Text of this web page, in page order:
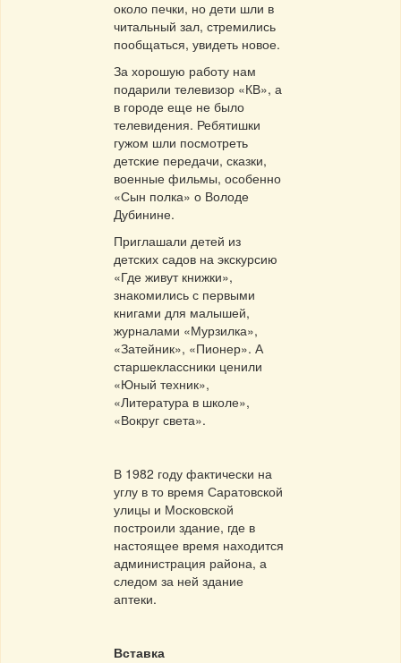
около печки, но дети шли в
читальный зал, стремились
пообщаться, увидеть новое.
За хорошую работу нам
подарили телевизор «КВ», а
в городе еще не было
телевидения. Ребятишки
гужом шли посмотреть
детские передачи, сказки,
военные фильмы, особенно
«Сын полка» о Володе
Дубинине.
Приглашали детей из
детских садов на экскурсию
«Где живут книжки»,
знакомились с первыми
книгами для малышей,
журналами «Мурзилка»,
«Затейник», «Пионер». А
старшеклассники ценили
«Юный техник»,
«Литература в школе»,
«Вокруг света».
В 1982 году фактически на
углу в то время Саратовской
улицы и Московской
построили здание, где в
настоящее время находится
администрация района, а
следом за ней здание
аптеки.
Вставка